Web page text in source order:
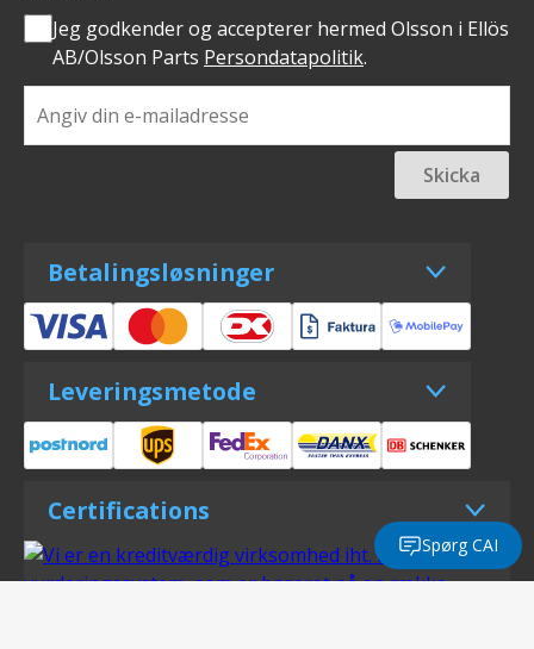
Jeg godkender og accepterer hermed Olsson i Ellös
AB/Olsson Parts Persondatapolitik.
Skicka
Betalingsløsninger
Leveringsmetode
Certifications
Spørg CAI